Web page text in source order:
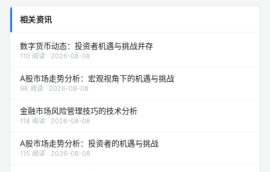
相关资讯
数字货币动态：投资者机遇与挑战并存
110 阅读 · 2026-08-08
A股市场走势分析：宏观视角下的机遇与挑战
96 阅读 · 2026-08-08
金融市场风险管理技巧的技术分析
118 阅读 · 2026-08-08
A股市场走势分析：投资者的机遇与挑战
115 阅读 · 2026-08-08